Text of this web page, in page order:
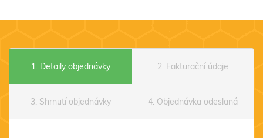
1. Detaily objednávky 2. Fakturační údaje
3. Shrnutí objednávky 4. Objednávka odeslaná